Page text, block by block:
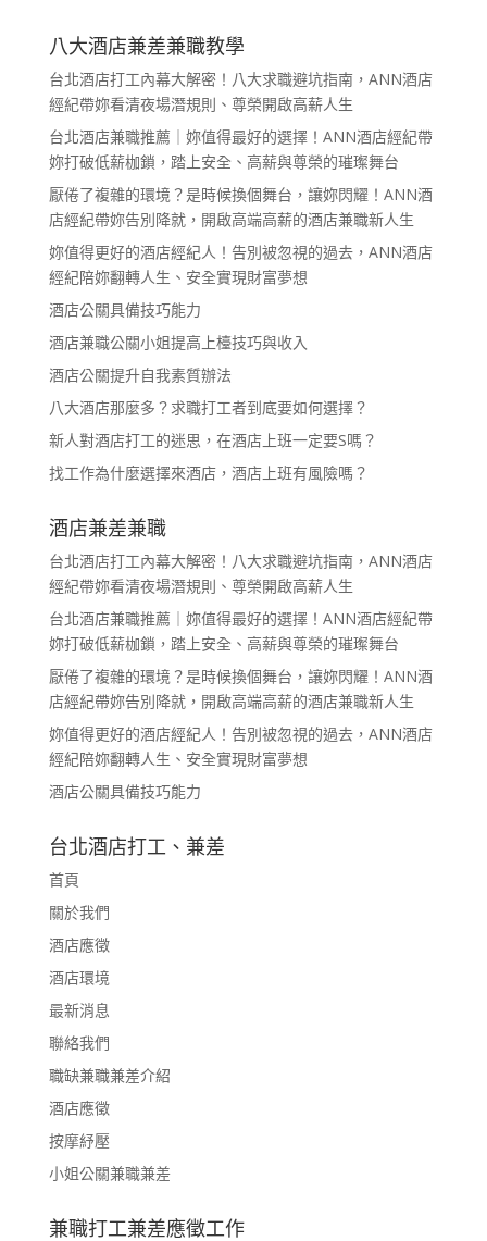
八大酒店兼差兼職教學
台北酒店打工內幕大解密！八大求職避坑指南，ANN酒店
經紀帶妳看清夜場潛規則、尊榮開啟高薪人生
台北酒店兼職推薦｜妳值得最好的選擇！ANN酒店經紀帶
妳打破低薪枷鎖，踏上安全、高薪與尊榮的璀璨舞台
厭倦了複雜的環境？是時候換個舞台，讓妳閃耀！ANN酒
店經紀帶妳告別降就，開啟高端高薪的酒店兼職新人生
妳值得更好的酒店經紀人！告別被忽視的過去，ANN酒店
經紀陪妳翻轉人生、安全實現財富夢想
酒店公關具備技巧能力
酒店兼職公關小姐提高上檯技巧與收入
酒店公關提升自我素質辦法
八大酒店那麼多？求職打工者到底要如何選擇？
新人對酒店打工的迷思，在酒店上班一定要S嗎？
找工作為什麼選擇來酒店，酒店上班有風險嗎？
酒店兼差兼職
台北酒店打工內幕大解密！八大求職避坑指南，ANN酒店
經紀帶妳看清夜場潛規則、尊榮開啟高薪人生
台北酒店兼職推薦｜妳值得最好的選擇！ANN酒店經紀帶
妳打破低薪枷鎖，踏上安全、高薪與尊榮的璀璨舞台
厭倦了複雜的環境？是時候換個舞台，讓妳閃耀！ANN酒
店經紀帶妳告別降就，開啟高端高薪的酒店兼職新人生
妳值得更好的酒店經紀人！告別被忽視的過去，ANN酒店
經紀陪妳翻轉人生、安全實現財富夢想
酒店公關具備技巧能力
台北酒店打工、兼差
首頁
關於我們
酒店應徵
酒店環境
最新消息
聯絡我們
職缺兼職兼差介紹
酒店應徵
按摩紓壓
小姐公關兼職兼差
兼職打工兼差應徵工作